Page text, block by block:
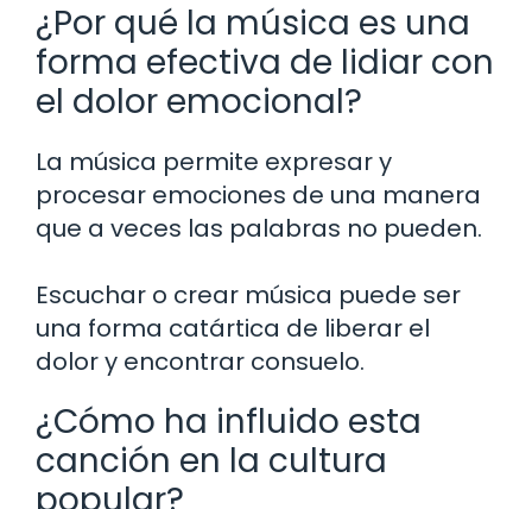
¿Por qué la música es una
forma efectiva de lidiar con
el dolor emocional?
La música permite expresar y
procesar emociones de una manera
que a veces las palabras no pueden.
Escuchar o crear música puede ser
una forma catártica de liberar el
dolor y encontrar consuelo.
¿Cómo ha influido esta
canción en la cultura